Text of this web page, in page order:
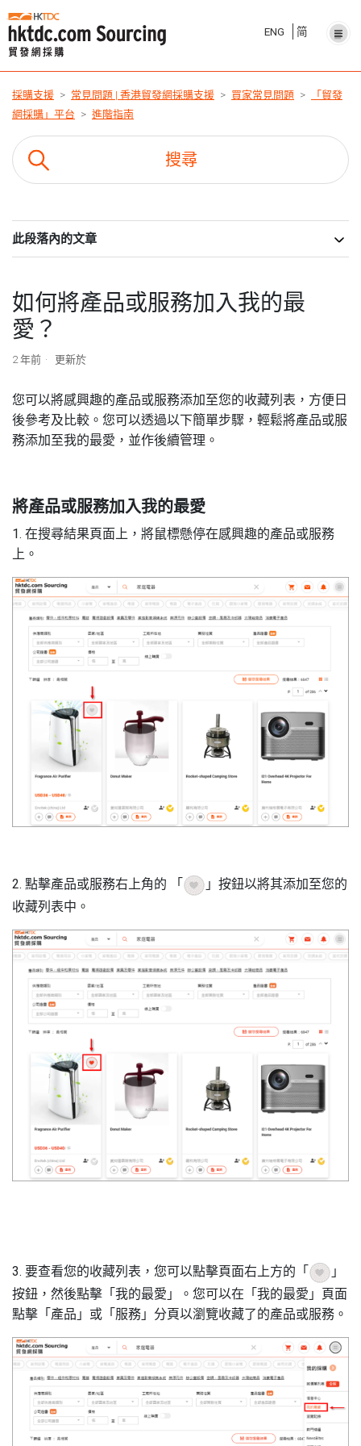
ENG 简
採購支援 常見問題 | 香港貿發網採購支援 買家常見問題
「貿發
網採購」平台
進階指南
此段落內的文章
如何將產品或服務加入我的最
愛？
2 年前 更新於
您可以將感興趣的產品或服務添加至您的收藏列表，方便日
後參考及比較。您可以透過以下簡單步驟，輕鬆將產品或服
務添加至我的最愛，並作後續管理。
將產品或服務加入我的最愛
1. 在搜尋結果頁面上，將鼠標懸停在感興趣的產品或服務
上。
2. 點擊產品或服務右上角的 「
」按鈕以將其添加至您的
收藏列表中。
3. 要查看您的收藏列表，您可以點擊頁面右上方的「
」
按鈕，然後點擊「我的最愛」。您可以在「我的最愛」頁面
點擊「產品」或「服務」分頁以瀏覽收藏了的產品或服務。